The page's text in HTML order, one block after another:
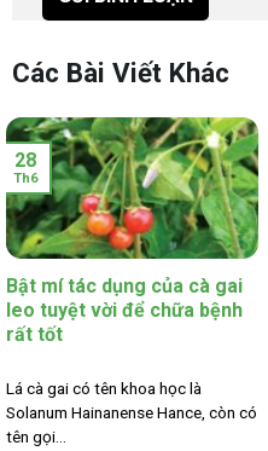
Các Bài Viết Khác
Bật mí tác dụng của cà gai
leo tuyệt vời để chữa bệnh
rất tốt
Lá cà gai có tên khoa học là
Solanum Hainanense Hance, còn có
tên gọi...
28
Th6